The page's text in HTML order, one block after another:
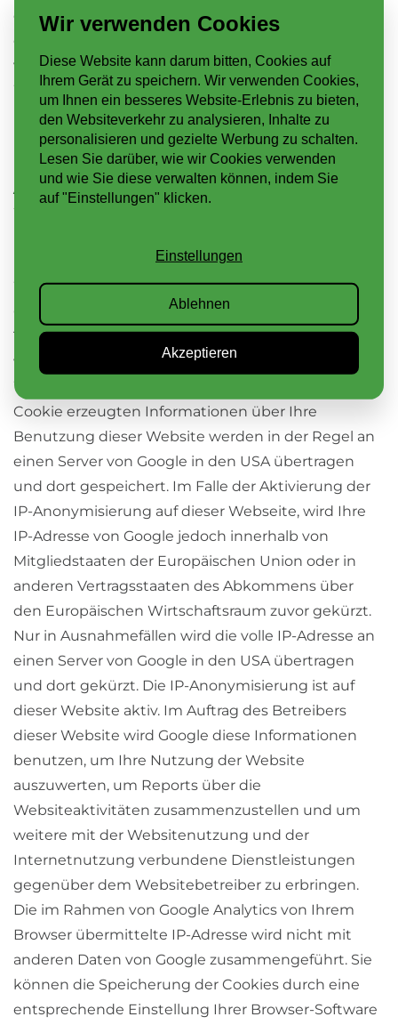
oder die Annahme von Cookies für bestimmte Fälle
oder generell ausschließen. Bei der Nichtannahme
von Cookies kann die Funktionalität unserer
Website eingeschränkt sein.
EINSATZ VON GOOGLE
ANALYTICS ZUR
WEBANALYSE
Diese Website benutzt Google Analytics, einen
Webanalysedienst der Google Inc. (www.google.de).
Google Analytics verwendet sog. „Cookies“,
Textdateien, die auf Ihrem Computer gespeichert
werden und die eine Analyse der Benutzung der
Website durch Sie ermöglichen. Die durch den
Cookie erzeugten Informationen über Ihre
Benutzung dieser Website werden in der Regel an
einen Server von Google in den USA übertragen
und dort gespeichert. Im Falle der Aktivierung der
IP-Anonymisierung auf dieser Webseite, wird Ihre
IP-Adresse von Google jedoch innerhalb von
Mitgliedstaaten der Europäischen Union oder in
anderen Vertragsstaaten des Abkommens über
den Europäischen Wirtschaftsraum zuvor gekürzt.
Nur in Ausnahmefällen wird die volle IP-Adresse an
einen Server von Google in den USA übertragen
und dort gekürzt. Die IP-Anonymisierung ist auf
dieser Website aktiv. Im Auftrag des Betreibers
dieser Website wird Google diese Informationen
benutzen, um Ihre Nutzung der Website
auszuwerten, um Reports über die
Websiteaktivitäten zusammenzustellen und um
weitere mit der Websitenutzung und der
Internetnutzung verbundene Dienstleistungen
gegenüber dem Websitebetreiber zu erbringen.
Die im Rahmen von Google Analytics von Ihrem
Browser übermittelte IP-Adresse wird nicht mit
anderen Daten von Google zusammengeführt. Sie
können die Speicherung der Cookies durch eine
entsprechende Einstellung Ihrer Browser-Software
Wir verwenden Cookies
Diese Website kann darum bitten, Cookies auf
Ihrem Gerät zu speichern. Wir verwenden Cookies,
um Ihnen ein besseres Website-Erlebnis zu bieten,
den Websiteverkehr zu analysieren, Inhalte zu
personalisieren und gezielte Werbung zu schalten.
Lesen Sie darüber, wie wir Cookies verwenden
und wie Sie diese verwalten können, indem Sie
auf "Einstellungen" klicken.
Einstellungen
Ablehnen
Akzeptieren